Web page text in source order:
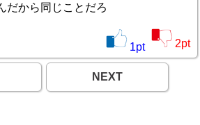
だから同じことだろ
1pt 2pt
NEXT